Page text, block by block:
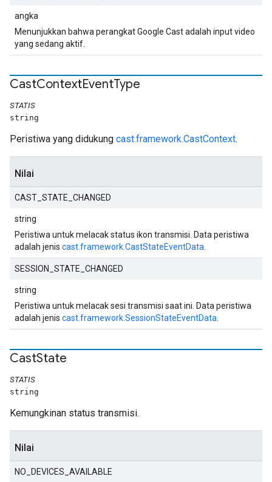
angka
Menunjukkan bahwa perangkat Google Cast adalah input video
yang sedang aktif.
CastContextEventType
STATIS
string
Peristiwa yang didukung cast.framework.CastContext.
Nilai
CAST_STATE_CHANGED
string
Peristiwa untuk melacak status ikon transmisi. Data peristiwa
adalah jenis cast.framework.CastStateEventData
SESSION_STATE_CHANGED
string
Peristiwa untuk melacak sesi transmisi saat ini. Data peristiwa
adalah jenis cast.framework.SessionStateEventData
CastState
STATIS
string
Kemungkinan status transmisi.
Nilai
NO_DEVICES_AVAILABLE